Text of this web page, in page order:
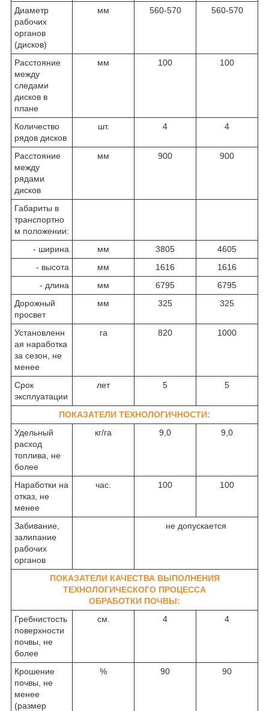
Диаметр
рабочих
органов
(дисков)
мм 560-570 560-570
Расстояние
между
следами
дисков в
плане
мм 100 100
Количество
рядов дисков
шт. 4 4
Расстояние
между
рядами
дисков
мм 900 900
Габариты в
транспортно
м положении:
- ширина
мм 3805
4605
- высота
мм 1616
1616
- длина
мм 6795
6795
Дорожный
просвет
мм 325 325
Установленн
ая наработка
за сезон, не
менее
га 820 1000
Срок
эксплуатации
лет 5 5
ПОКАЗАТЕЛИ ТЕХНОЛОГИЧНОСТИ:
Удельный
расход
топлива, не
более
кг/га 9,0 9,0
Наработки на
отказ, не
менее
час. 100 100
Забивание,
залипание
рабочих
органов
не допускается
ПОКАЗАТЕЛИ КАЧЕСТВА ВЫПОЛНЕНИЯ
ТЕХНОЛОГИЧЕСКОГО ПРОЦЕССА
ОБРАБОТКИ ПОЧВЫ:
Гребнистость
поверхности
почвы, не
более
см. 4 4
Крошение
почвы, не
менее
(размер
% 90 90